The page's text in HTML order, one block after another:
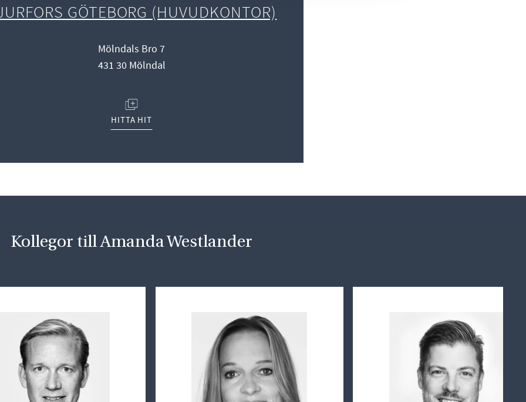
GÖTEBORG (HUVUDKONTOR)
Mölndals Bro 7
431 30 Mölndal
HITTA HIT
(ÖPPNAS I NYTT FÖNSTER)
Kollegor till Amanda Westlander